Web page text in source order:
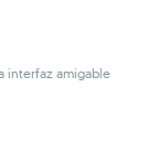
interfaz amigable